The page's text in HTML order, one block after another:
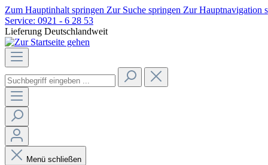
Zum Hauptinhalt springen Zur Suche springen Zur Hauptnavigation
Service: 0921 - 6 28 53
Lieferung Deutschlandweit
Menü schließen